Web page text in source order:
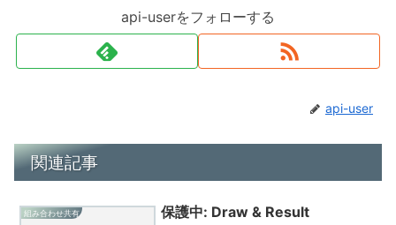
api-userをフォローする
api-user
関連記事
組み合わせ共有 保護中: Draw & Result